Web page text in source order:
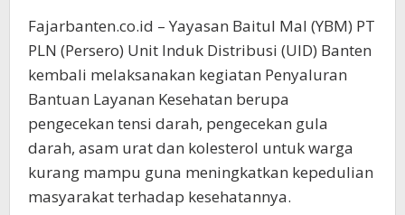
Fajarbanten.co.id – Yayasan Baitul Mal (YBM) PT
PLN (Persero) Unit Induk Distribusi (UID) Banten
kembali melaksanakan kegiatan Penyaluran
Bantuan Layanan Kesehatan berupa
pengecekan tensi darah, pengecekan gula
darah, asam urat dan kolesterol untuk warga
kurang mampu guna meningkatkan kepedulian
masyarakat terhadap kesehatannya.